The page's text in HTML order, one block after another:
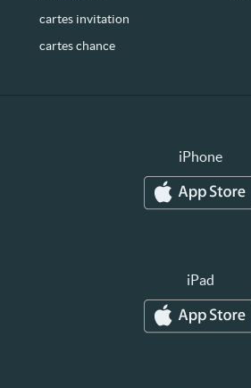
cartes invitation
cartes chance
iPhone
iPad